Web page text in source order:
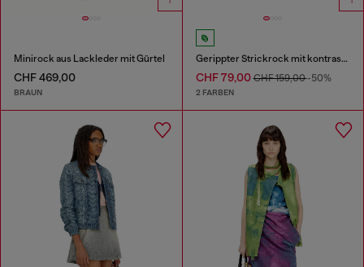
Minirock aus Lackleder mit Gürtel
CHF 469,00
BRAUN
Gerippter Strickrock mit kontrastierendem Bund
CHF 79,00CHF 159,00-50%
2 FARBEN